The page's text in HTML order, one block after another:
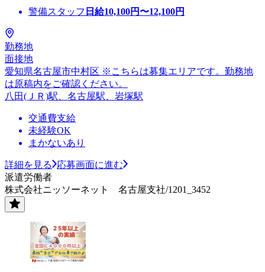
警備スタッフ 日給10,100円〜12,100円
勤務地
面接地
愛知県名古屋市中村区 ※こちらは募集エリアです。勤務地
は原稿内をご確認ください。
八田(ＪＲ)駅、名古屋駅、岩塚駅
交通費支給
未経験OK
まかないあり
詳細を見る
応募画面に進む
派遣労働者
株式会社ニッソーネット 名古屋支社/1201_3452